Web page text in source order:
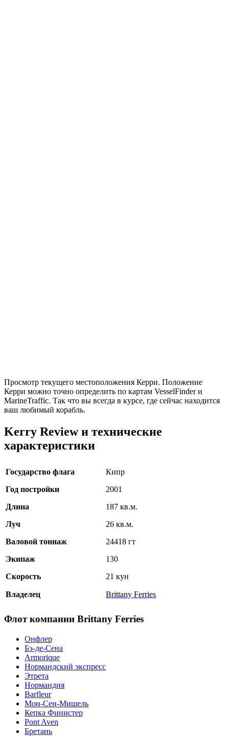
Просмотр текущего местоположения Керри. Положение
Керри можно точно определить по картам VesselFinder и
MarineTraffic. Так что вы всегда в курсе, где сейчас находится
ваш любимый корабль.
Kerry Review и технические
характеристики
Государство флага
Кипр
Год постройки
2001
Длина
187 кв.м.
Луч
26 кв.м.
Валовой тоннаж
24418 гт
Экипаж
130
Скорость
21 кун
Владелец Brittany Ferries
Флот компании Brittany Ferries
Онфлер
Бэ-де-Сена
Armorique
Нормандский экспресс
Этрета
Нормандия
Barfleur
Мон-Сен-Мишель
Кепка Финистер
Pont Aven
Бретань